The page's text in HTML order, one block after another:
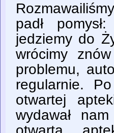
padł
jedziemy do
wrócimy
problemu,
regularnie.
otwartej
wydawał